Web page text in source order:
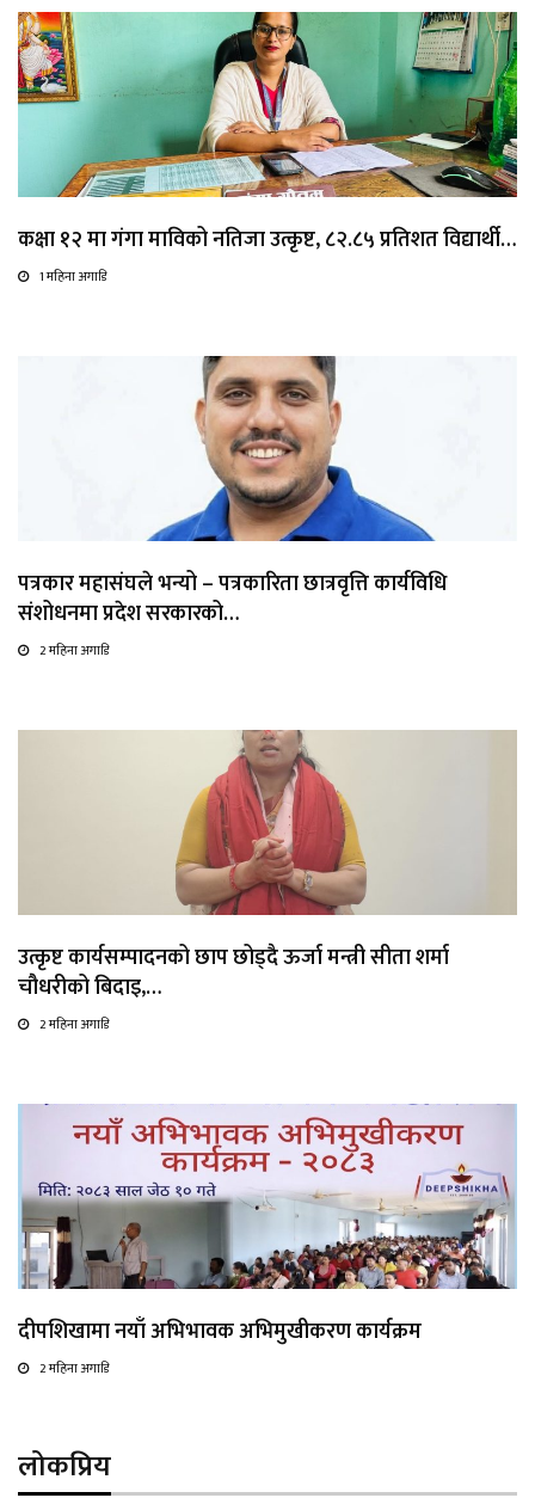
कक्षा १२ मा गंगा माविको नतिजा उत्कृष्ट, ८२.८५ प्रतिशत विद्यार्थी…
1 महिना अगाडि
पत्रकार महासंघले भन्यो – पत्रकारिता छात्रवृत्ति कार्यविधि
संशोधनमा प्रदेश सरकारको…
2 महिना अगाडि
उत्कृष्ट कार्यसम्पादनको छाप छोड्दै ऊर्जा मन्त्री सीता शर्मा
चौधरीको बिदाइ,…
2 महिना अगाडि
दीपशिखामा नयाँ अभिभावक अभिमुखीकरण कार्यक्रम
2 महिना अगाडि
लोकप्रिय